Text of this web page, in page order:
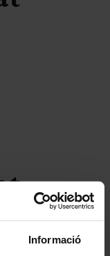
Informació